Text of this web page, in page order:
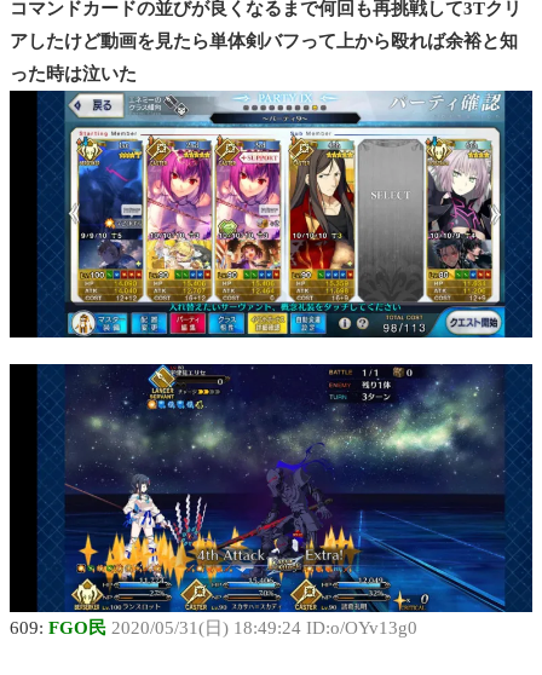
コマンドカードの並びが良くなるまで何回も再挑戦して3Tクリ
アしたけど動画を見たら単体剣バフって上から殴れば余裕と知
った時は泣いた
609: FGO民 2020/05/31(日) 18:49:24 ID:o/OYv13g0